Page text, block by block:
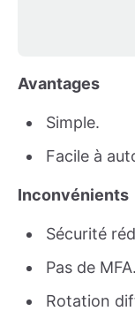
Avantages
Simple.
Facile à
Inconvénients
Sécurité
Pas de MFA.
Rotation